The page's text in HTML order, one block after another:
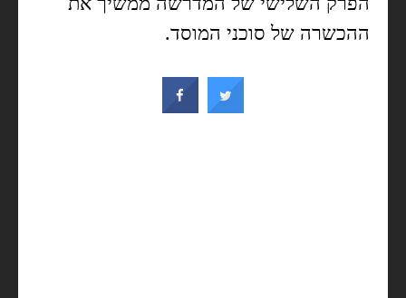
ההכשרה של סוכני המוסד.